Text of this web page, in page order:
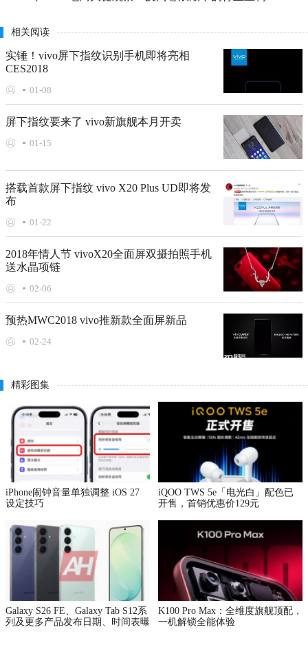
相关阅读
实锤！vivo屏下指纹识别手机即将亮相
CES2018
01-08
屏下指纹要来了 vivo新旗舰本月开卖
01-15
搭载首款屏下指纹 vivo X20 Plus UD即将发
布
01-22
2018年情人节 vivoX20全面屏双摄拍照手机
送水晶项链
02-06
预热MWC2018 vivo推新款全面屏新品
02-24
精彩图集
iPhone闹钟音量单独调整 iOS 27
设定技巧
iQOO TWS 5e「电光白」配色已
开售，首销优惠价129元
Galaxy S26 FE、Galaxy Tab S12系
列及更多产品发布日期、时间表曝
K100 Pro Max：全维度旗舰顶配，
一机解锁全能体验